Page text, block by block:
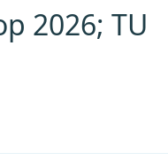
Wien,
WKO“
2026; TU